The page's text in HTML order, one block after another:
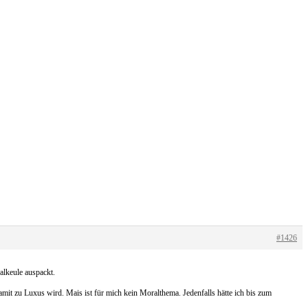
#1426
auspackt.
zu Luxus wird. Mais ist für mich kein Moralthema. Jedenfalls hätte ich bis zum